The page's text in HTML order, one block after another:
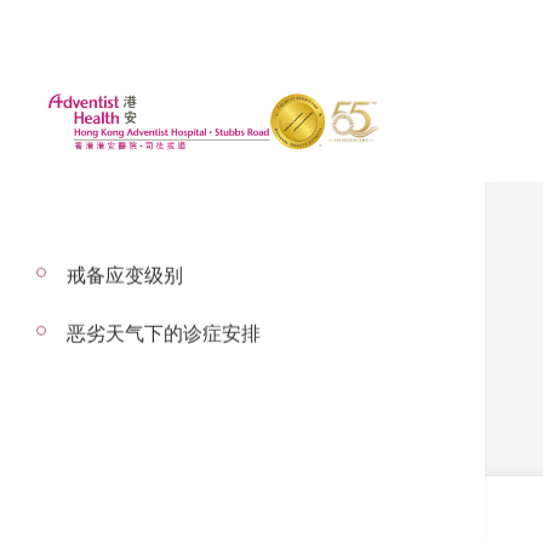
医疗记录部
戒备应变级别
恶劣天气下的诊症安排